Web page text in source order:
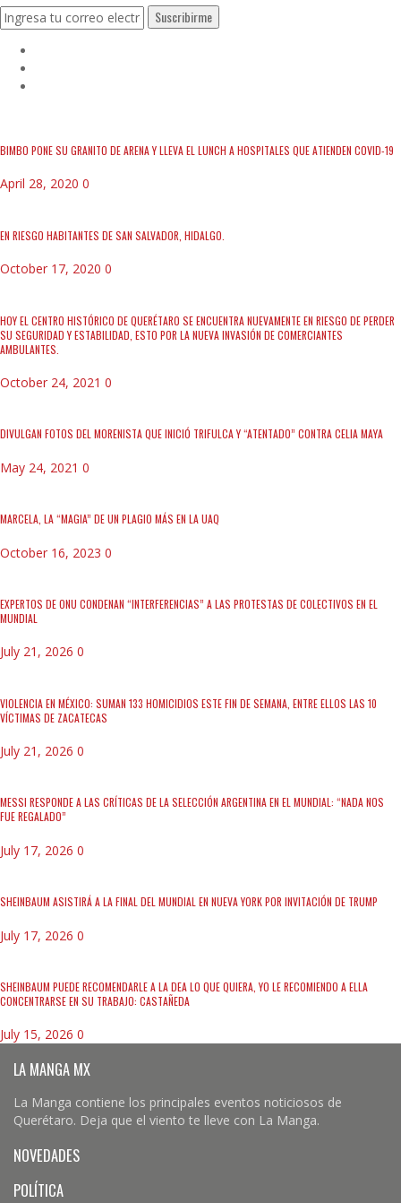
BIMBO PONE SU GRANITO DE ARENA Y LLEVA EL LUNCH A HOSPITALES QUE ATIENDEN COVID-19
April 28, 2020 0
EN RIESGO HABITANTES DE SAN SALVADOR, HIDALGO.
October 17, 2020 0
HOY EL CENTRO HISTÓRICO DE QUERÉTARO SE ENCUENTRA NUEVAMENTE EN RIESGO DE PERDER
SU SEGURIDAD Y ESTABILIDAD, ESTO POR LA NUEVA INVASIÓN DE COMERCIANTES
AMBULANTES.
October 24, 2021 0
DIVULGAN FOTOS DEL MORENISTA QUE INICIÓ TRIFULCA Y “ATENTADO” CONTRA CELIA MAYA
May 24, 2021 0
MARCELA, LA “MAGIA” DE UN PLAGIO MÁS EN LA UAQ
October 16, 2023 0
EXPERTOS DE ONU CONDENAN “INTERFERENCIAS” A LAS PROTESTAS DE COLECTIVOS EN EL
MUNDIAL
July 21, 2026 0
VIOLENCIA EN MÉXICO: SUMAN 133 HOMICIDIOS ESTE FIN DE SEMANA, ENTRE ELLOS LAS 10
VÍCTIMAS DE ZACATECAS
July 21, 2026 0
MESSI RESPONDE A LAS CRÍTICAS DE LA SELECCIÓN ARGENTINA EN EL MUNDIAL: “NADA NOS
FUE REGALADO”
July 17, 2026 0
SHEINBAUM ASISTIRÁ A LA FINAL DEL MUNDIAL EN NUEVA YORK POR INVITACIÓN DE TRUMP
July 17, 2026 0
SHEINBAUM PUEDE RECOMENDARLE A LA DEA LO QUE QUIERA, YO LE RECOMIENDO A ELLA
CONCENTRARSE EN SU TRABAJO: CASTAÑEDA
July 15, 2026 0
LA MANGA MX
La Manga contiene los principales eventos noticiosos de
Querétaro. Deja que el viento te lleve con La Manga.
NOVEDADES
POLÍTICA